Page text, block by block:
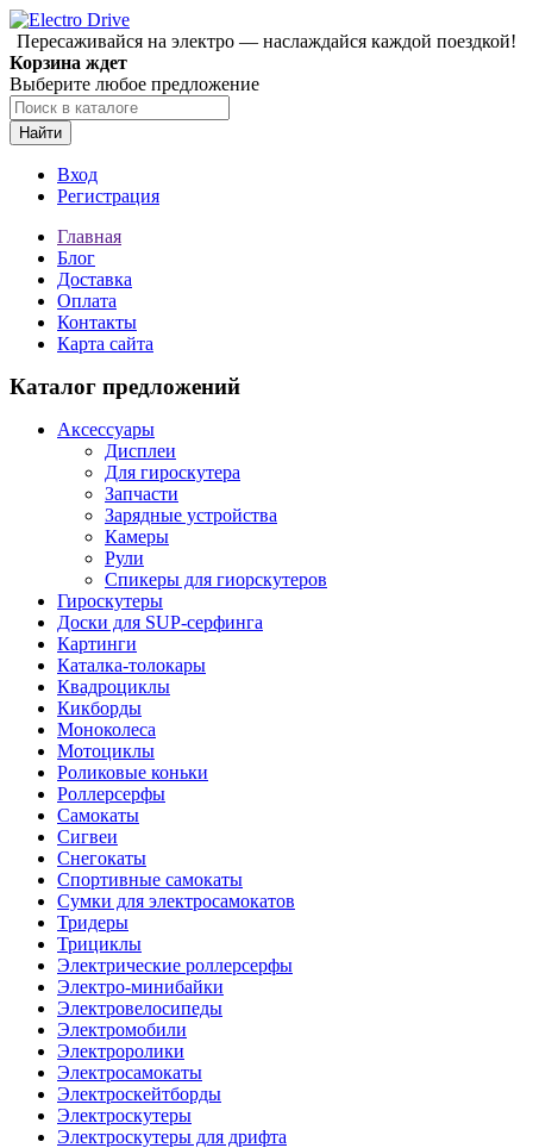
Пересаживайся на электро — наслаждайся каждой поездкой!
Корзина ждет
Выберите любое предложение
Найти
Вход
Регистрация
Главная
Блог
Доставка
Оплата
Контакты
Карта сайта
Каталог предложений
Аксессуары
Дисплеи
Для гироскутера
Запчасти
Зарядные устройства
Камеры
Рули
Спикеры для гиорскутеров
Гироскутеры
Доски для SUP-серфинга
Картинги
Каталка-толокары
Квадроциклы
Кикборды
Моноколеса
Мотоциклы
Роликовые коньки
Роллерсерфы
Самокаты
Сигвеи
Снегокаты
Спортивные самокаты
Сумки для электросамокатов
Тридеры
Трициклы
Электрические роллерсерфы
Электро-минибайки
Электровелосипеды
Электромобили
Электроролики
Электросамокаты
Электроскейтборды
Электроскутеры
Электроскутеры для дрифта